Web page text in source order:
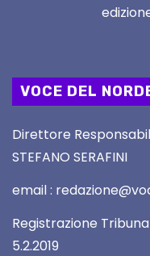
VOCE DEL
Direttore
STEFANO SERAFINI
email :
Registrazione
5.2.2019